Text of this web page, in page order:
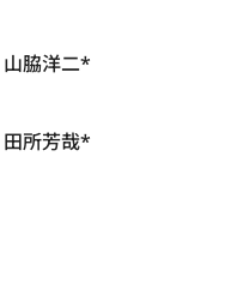
脇洋二*
所芳哉*